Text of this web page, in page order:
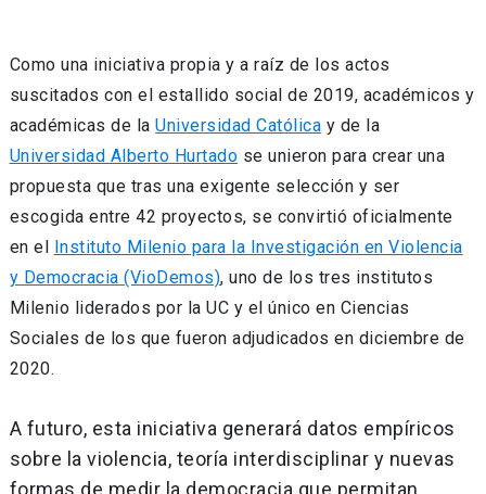
Como una iniciativa propia y a raíz de los actos
suscitados con el estallido social de 2019, académicos y
académicas de laUniversidad Católica y de la
Universidad Alberto Hurtado se unieron para crear una
propuesta que tras una exigente selección y ser
escogida entre 42 proyectos, se convirtió oficialmente
en el Instituto Milenio para la Investigación en Violencia
y Democracia (VioDemos), uno de los tres institutos
Milenio liderados por la UC y el único en Ciencias
Sociales de los que fueron adjudicados en diciembre de
2020.
A futuro, esta iniciativa generará datos empíricos
sobre la violencia, teoría interdisciplinar y nuevas